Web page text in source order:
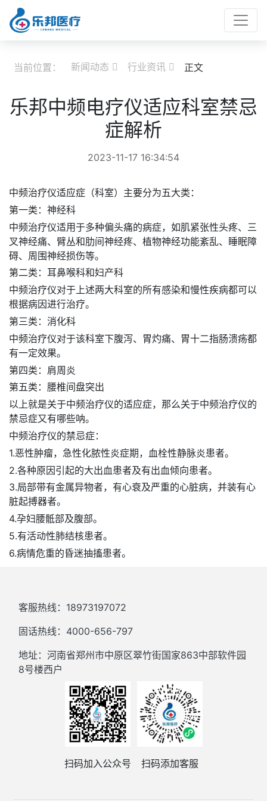
当前位置： 新闻动态  行业资讯  正文
乐邦中频电疗仪适应科室禁忌
症解析
2023-11-17 16:34:54
中频治疗仪适应症（科室）主要分为五大类：
第一类：神经科
中频治疗仪适用于多种偏头痛的病症，如肌紧张性头疼、三
叉神经痛、臂丛和肋间神经疼、植物神经功能紊乱、睡眠障
碍、周围神经损伤等。
第二类：耳鼻喉科和妇产科
中频治疗仪对于上述两大科室的所有感染和慢性疾病都可以
根据病因进行治疗。
第三类：消化科
中频治疗仪对于该科室下腹泻、胃灼痛、胃十二指肠溃疡都
有一定效果。
第四类：肩周炎
第五类：腰椎间盘突出
以上就是关于中频治疗仪的适应症，那么关于中频治疗仪的
禁忌症又有哪些呐。
中频治疗仪的禁忌症：
1.恶性肿瘤，急性化脓性炎症期，血栓性静脉炎患者。
2.各种原因引起的大出血患者及有出血倾向患者。
3.局部带有金属异物者，有心衰及严重的心脏病，并装有心
脏起搏器者。
4.孕妇腰骶部及腹部。
5.有活动性肺结核患者。
6.病情危重的昏迷抽搐患者。
客服热线：18973197072
固话热线：4000-656-797
地址：河南省郑州市中原区翠竹街国家863中部软件园
8号楼西户
扫码加入公众号 扫码添加客服